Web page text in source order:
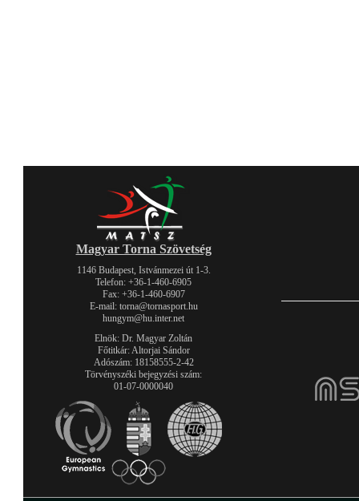
Magyar Torna Szövetség
1146 Budapest, Istvánmezei út 1-3.
Telefon: +36-1-460-6905
Fax: +36-1-460-6907
E-mail: torna@tornasport.hu
hungym@hu.inter.net
Elnök: Dr. Magyar Zoltán
Főtitkár: Altorjai Sándor
Adószám: 18158555-2-42
Törvényszéki bejegyzési szám:
01-07-0000040